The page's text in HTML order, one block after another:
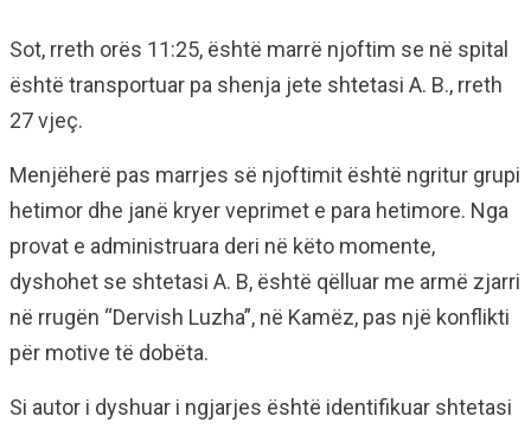
Sot, rreth orës 11:25, është marrë njoftim se në spital
është transportuar pa shenja jete shtetasi A. B., rreth
27 vjeç.
Menjëherë pas marrjes së njoftimit është ngritur grupi
hetimor dhe janë kryer veprimet e para hetimore. Nga
provat e administruara deri në këto momente,
dyshohet se shtetasi A. B, është qëlluar me armë zjarri
në rrugën “Dervish Luzha”, në Kamëz, pas një konflikti
për motive të dobëta.
Si autor i dyshuar i ngjarjes është identifikuar shtetasi